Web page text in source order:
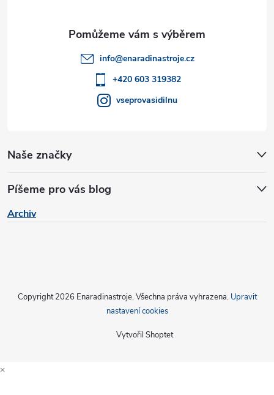
Naše značky
Píšeme pro vás blog
Archiv
info@enaradinastroje.cz
+420 603 319382
vseprovasidilnu
Vytvořil Shoptet
Copyright 2026 Enaradinastroje. Všechna práva vyhrazena. Upravit
nastavení cookies
×